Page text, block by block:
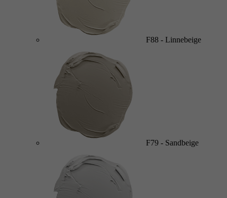
F88 - Linnebeige
F79 - Sandbeige